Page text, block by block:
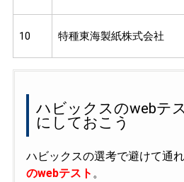
10 特種東海製紙株式会社
ハビックスのwebテ
にしておこう
ハビックスの選考で避けて通れ
のwebテスト 。